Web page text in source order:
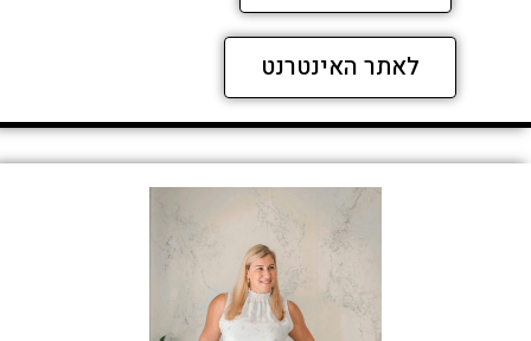
לאתר האינטרנט